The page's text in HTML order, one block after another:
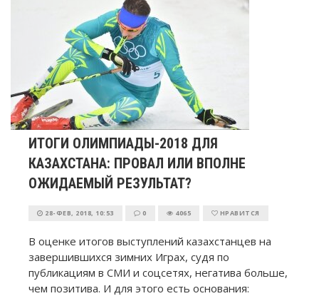
ИТОГИ ОЛИМПИАДЫ-2018 ДЛЯ
КАЗАХСТАНА: ПРОВАЛ ИЛИ ВПОЛНЕ
ОЖИДАЕМЫЙ РЕЗУЛЬТАТ?
28-ФЕВ, 2018, 10:53 0 4065 НРАВИТСЯ
В оценке итогов выступлений казахстанцев на
завершившихся зимних Играх, судя по
публикациям в СМИ и соцсетях, негатива больше,
чем позитива. И для этого есть основания: